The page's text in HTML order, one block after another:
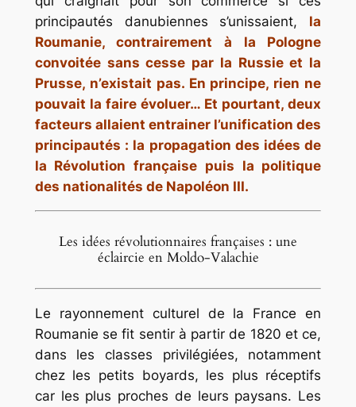
principautés danubiennes s’unissaient, la
Roumanie, contrairement à la Pologne
convoitée sans cesse par la Russie et la
Prusse, n’existait pas. En principe, rien ne
pouvait la faire évoluer… Et pourtant, deux
facteurs allaient entrainer l’unification des
principautés : la propagation des idées de
la Révolution française puis la politique
des nationalités de Napoléon III.
Les idées révolutionnaires françaises : une
éclaircie en Moldo-Valachie
Le rayonnement culturel de la France en
Roumanie se fit sentir à partir de 1820 et ce,
dans les classes privilégiées, notamment
chez les petits boyards, les plus réceptifs
car les plus proches de leurs paysans. Les